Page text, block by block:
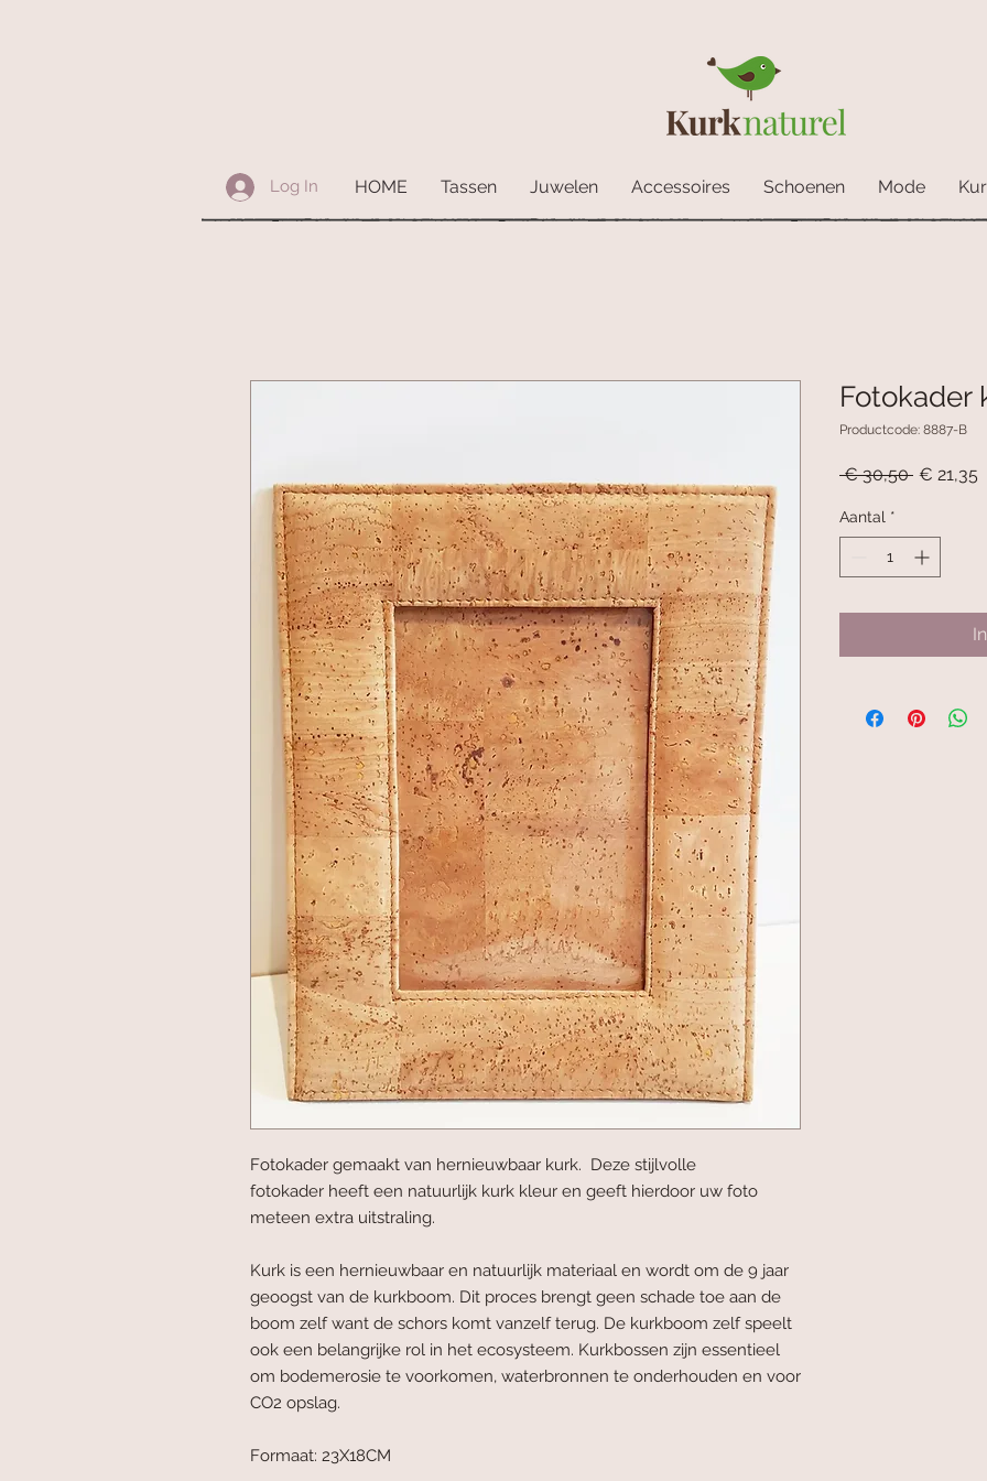
Log In HOME Tassen Juwelen Accessoires Schoenen Mode
Fotokader gemaakt van hernieuwbaar kurk. Deze stijlvolle
fotokader heeft een natuurlijk kurk kleur en geeft hierdoor uw foto
meteen extra uitstraling.
Kurk is een hernieuwbaar en natuurlijk materiaal en wordt om de 9 jaar
geoogst van de kurkboom. Dit proces brengt geen schade toe aan de
boom zelf want de schors komt vanzelf terug. De kurkboom zelf speelt
ook een belangrijke rol in het ecosysteem. Kurkbossen zijn essentieel
om bodemerosie te voorkomen, waterbronnen te onderhouden en voor
CO2 opslag.
Formaat: 23X18CM
Fotokader
Productcode: 8887-B
€ 30,50 Normale
€ 21,35
Aantal *